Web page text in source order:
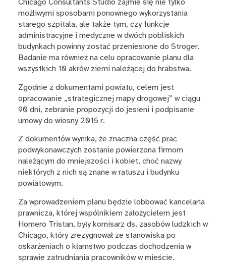
Chicago Consultants Studio zajmie się nie tylko
możliwymi sposobami ponownego wykorzystania
starego szpitala, ale także tym, czy funkcje
administracyjne i medyczne w dwóch pobliskich
budynkach powinny zostać przeniesione do Stroger.
Badanie ma również na celu opracowanie planu dla
wszystkich 10 akrów ziemi należącej do hrabstwa.
Zgodnie z dokumentami powiatu, celem jest
opracowanie „strategicznej mapy drogowej” w ciągu
90 dni, zebranie propozycji do jesieni i podpisanie
umowy do wiosny 2015 r.
Z dokumentów wynika, że znaczna część prac
podwykonawczych zostanie powierzona firmom
należącym do mniejszości i kobiet, choć nazwy
niektórych z nich są znane w ratuszu i budynku
powiatowym.
Za wprowadzeniem planu będzie lobbować kancelaria
prawnicza, której wspólnikiem założycielem jest
Homero Tristan, były komisarz ds. zasobów ludzkich w
Chicago, który zrezygnował ze stanowiska po
oskarżeniach o kłamstwo podczas dochodzenia w
sprawie zatrudniania pracowników w mieście.